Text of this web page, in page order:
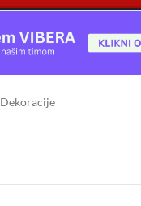
Dekoracije